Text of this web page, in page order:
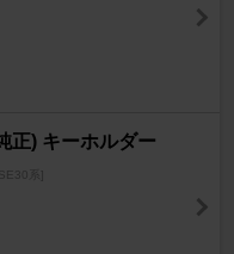
正) キーホルダー
系]